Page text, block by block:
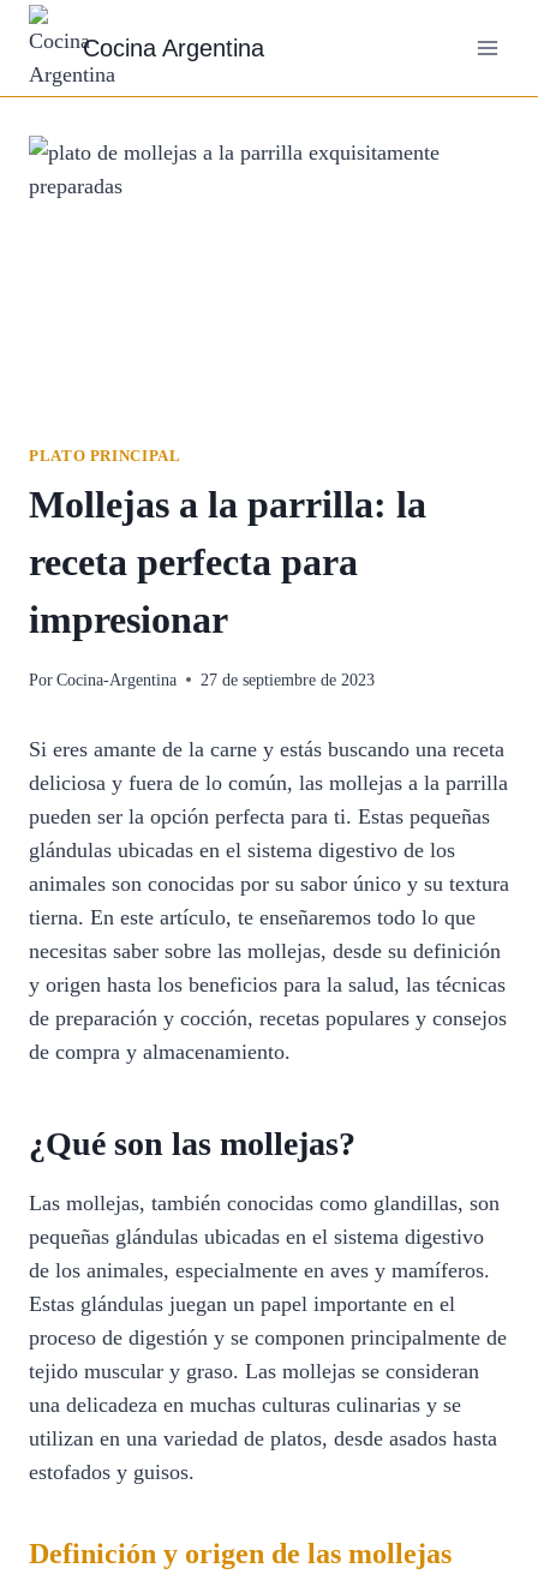
Saltar
contenido
Cocina Argentina
PLATO PRINCIPAL
Mollejas a la parrilla: la
receta perfecta para
impresionar
PorCocina-Argentina 27 de septiembre de 2023
Si eres amante de la carne y estás buscando una receta
deliciosa y fuera de lo común, las mollejas a la parrilla
pueden ser la opción perfecta para ti. Estas pequeñas
glándulas ubicadas en el sistema digestivo de los
animales son conocidas por su sabor único y su textura
tierna. En este artículo, te enseñaremos todo lo que
necesitas saber sobre las mollejas, desde su definición
y origen hasta los beneficios para la salud, las técnicas
de preparación y cocción, recetas populares y consejos
de compra y almacenamiento.
¿Qué son las mollejas?
Las mollejas, también conocidas como glandillas, son
pequeñas glándulas ubicadas en el sistema digestivo
de los animales, especialmente en aves y mamíferos.
Estas glándulas juegan un papel importante en el
proceso de digestión y se componen principalmente de
tejido muscular y graso. Las mollejas se consideran
una delicadeza en muchas culturas culinarias y se
utilizan en una variedad de platos, desde asados ​​hasta
estofados y guisos.
Definición y origen de las mollejas